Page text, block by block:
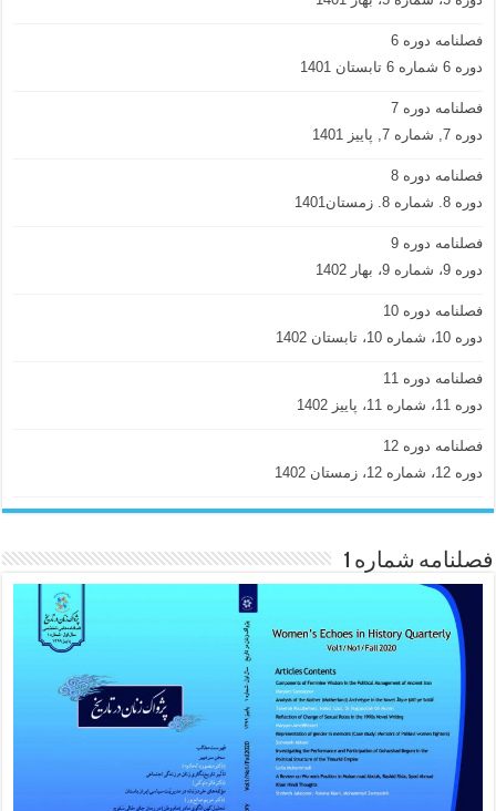
فصلنامه دوره 6
دوره 6 شماره 6 تابستان 1401
فصلنامه دوره 7
دوره 7, شماره 7, پاییز 1401
فصلنامه دوره 8
دوره 8. شماره 8. زمستان1401
فصلنامه دوره 9
دوره 9، شماره 9، بهار 1402
فصلنامه دوره 10
دوره 10، شماره 10، تابستان 1402
فصلنامه دوره 11
دوره 11، شماره 11، پاییز 1402
فصلنامه دوره 12
دوره 12، شماره 12، زمستان 1402
فصلنامه شماره 1